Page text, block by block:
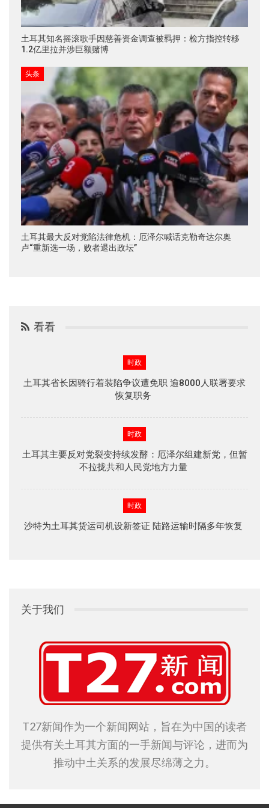
土耳其知名摇滚歌手因慈善资金调查被羁押：检方指控转移
1.2亿里拉并涉巨额赌博
头条
土耳其最大反对党陷法律危机：厄泽尔喊话克勒奇达尔奥
卢“重新选一场，败者退出政坛”
看看
时政
土耳其省长因骑行着装陷争议遭免职 逾8000人联署要求
恢复职务
时政
土耳其主要反对党裂变持续发酵：厄泽尔组建新党，但暂
不拉拢共和人民党地方力量
时政
沙特为土耳其货运司机设新签证 陆路运输时隔多年恢复
关于我们
T27新闻作为一个新闻网站，旨在为中国的读者
提供有关土耳其方面的一手新闻与评论，进而为
推动中土关系的发展尽绵薄之力。